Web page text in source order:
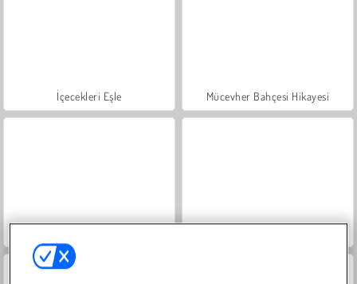
İçecekleri Eşle Mücevher Bahçesi Hikayesi